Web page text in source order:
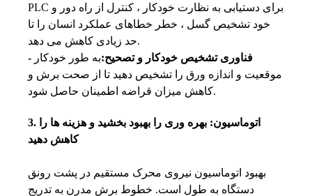
PLC برای دستیابی به نظارت خودکار ، کنترل از راه دور و
خود تشخیص گسل ، خطر خطاهای عملکرد انسان را تا
حد زیادی کاهش می دهد.
- فناوری تشخیص خودکار و تصحیح:به طور خودکار
موقعیت و اندازه ورق را تشخیص دهید تا از صحت برش و
کاهش میزان قراضه اطمینان حاصل شود.
3. اتوماسیون: بهره وری را بهبود بخشید و هزینه ها را
کاهش دهید
بهبود اتوماسیون نیروی محرک مستقیم در پشت رونق
دستگاه به طول است. خطوط برش مدرن به تدریج